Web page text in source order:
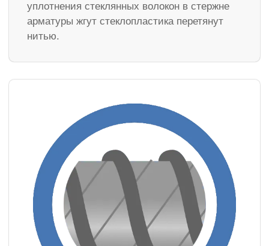
уплотнения стеклянных волокон в стержне
арматуры жгут стеклопластика перетянут
нитью.